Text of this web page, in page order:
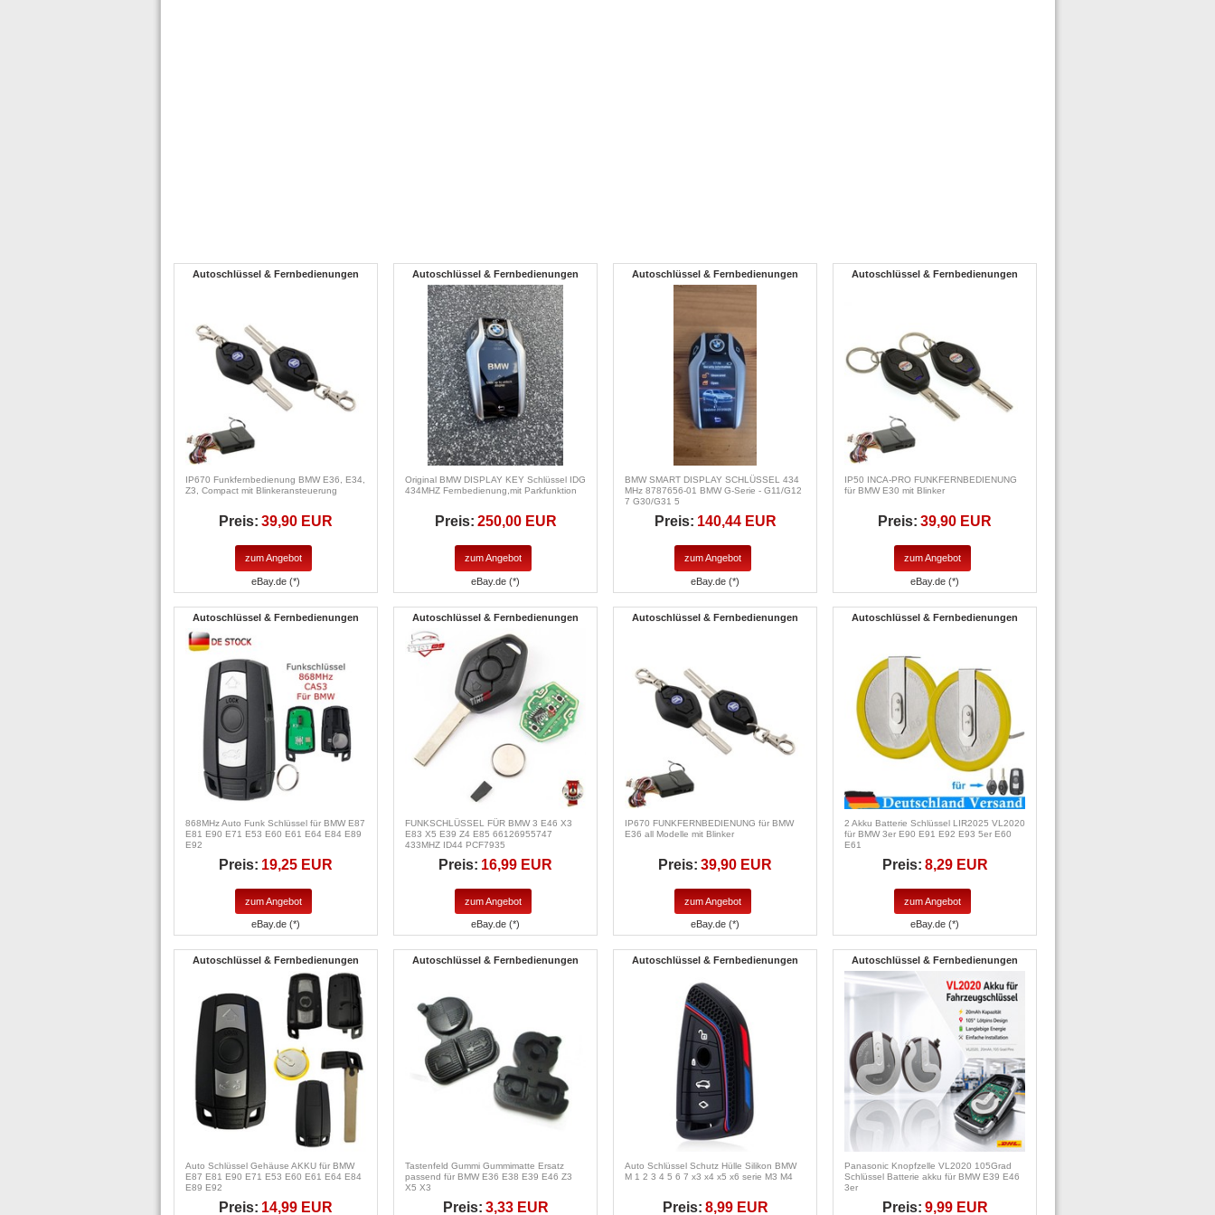
Autoschlüssel & Fernbedienungen
IP670 Funkfernbedienung BMW E36, E34,
Z3, Compact mit Blinkeransteuerung
Preis: 39,90 EUR
zum Angebot
eBay.de (*)
Autoschlüssel & Fernbedienungen
Original BMW DISPLAY KEY Schlüssel IDG
434MHZ Fernbedienung,mit Parkfunktion
Preis: 250,00 EUR
zum Angebot
eBay.de (*)
Autoschlüssel & Fernbedienungen
BMW SMART DISPLAY SCHLÜSSEL 434
MHz 8787656-01 BMW G-Serie - G11/G12
7 G30/G31 5
Preis: 140,44 EUR
zum Angebot
eBay.de (*)
Autoschlüssel & Fernbedienungen
IP50 INCA-PRO FUNKFERNBEDIENUNG
für BMW E30 mit Blinker
Preis: 39,90 EUR
zum Angebot
eBay.de (*)
Autoschlüssel & Fernbedienungen
868MHz Auto Funk Schlüssel für BMW E87
E81 E90 E71 E53 E60 E61 E64 E84 E89
E92
Preis: 19,25 EUR
zum Angebot
eBay.de (*)
Autoschlüssel & Fernbedienungen
FUNKSCHLÜSSEL FÜR BMW 3 E46 X3
E83 X5 E39 Z4 E85 66126955747
433MHZ ID44 PCF7935
Preis: 16,99 EUR
zum Angebot
eBay.de (*)
Autoschlüssel & Fernbedienungen
IP670 FUNKFERNBEDIENUNG für BMW
E36 all Modelle mit Blinker
Preis: 39,90 EUR
zum Angebot
eBay.de (*)
Autoschlüssel & Fernbedienungen
2 Akku Batterie Schlüssel LIR2025 VL2020
für BMW 3er E90 E91 E92 E93 5er E60
E61
Preis: 8,29 EUR
zum Angebot
eBay.de (*)
Autoschlüssel & Fernbedienungen
Auto Schlüssel Gehäuse AKKU für BMW
E87 E81 E90 E71 E53 E60 E61 E64 E84
E89 E92
Preis: 14,99 EUR
Autoschlüssel & Fernbedienungen
Tastenfeld Gummi Gummimatte Ersatz
passend für BMW E36 E38 E39 E46 Z3
X5 X3
Preis: 3,33 EUR
Autoschlüssel & Fernbedienungen
Auto Schlüssel Schutz Hülle Silikon BMW
M 1 2 3 4 5 6 7 x3 x4 x5 x6 serie M3 M4
Preis: 8,99 EUR
Autoschlüssel & Fernbedienungen
Panasonic Knopfzelle VL2020 105Grad
Schlüssel Batterie akku für BMW E39 E46
3er
Preis: 9,99 EUR